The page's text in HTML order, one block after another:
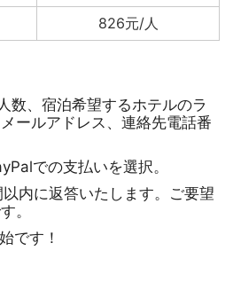
826元/人
数、宿泊希望するホテルのラ
ールアドレス、連絡先電話番
での支払いを選択。
内に返答いたします。ご要望
。
です！